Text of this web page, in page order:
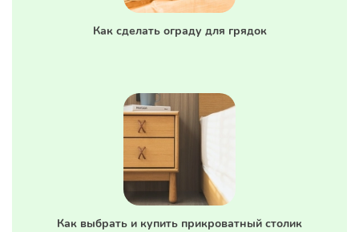
Как сделать ограду для грядок
Как выбрать и купить прикроватный столик